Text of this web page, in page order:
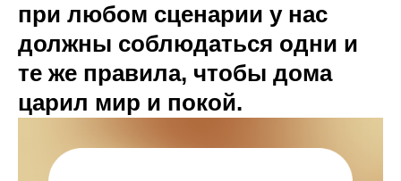
при любом сценарии у нас
должны соблюдаться одни и
те же правила, чтобы дома
царил мир и покой.